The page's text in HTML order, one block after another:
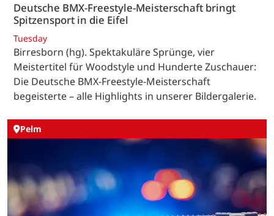
Deutsche BMX-Freestyle-Meisterschaft bringt
Spitzensport in die Eifel
Tuesday
Birresborn (hg). Spektakuläre Sprünge, vier
Meistertitel für Woodstyle und Hunderte Zuschauer:
Die Deutsche BMX-Freestyle-Meisterschaft
begeisterte – alle Highlights in unserer Bildergalerie.
Pelm